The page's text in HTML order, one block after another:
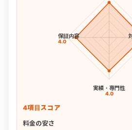
実績・専門性
4.0
保証内容
4.0
4項目スコア
料金の安さ